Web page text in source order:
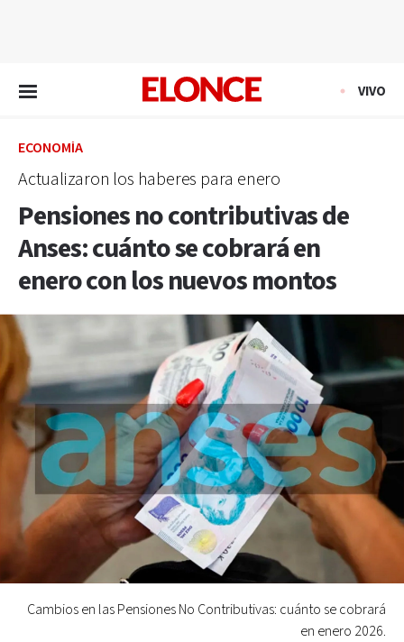
VIVO
ECONOMÍA
Actualizaron los haberes para enero
Pensiones no contributivas de
Anses: cuánto se cobrará en
enero con los nuevos montos
Cambios en las Pensiones No Contributivas: cuánto se cobrará
en enero 2026.